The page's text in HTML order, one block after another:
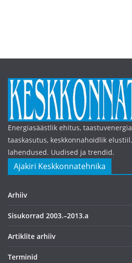
Energiasäästlik ehitus,
taaskasutus, keskkonnahoidlik
lahendused. Uudised ja trendid.
Ajakiri Keskkonnatehnika
Arhiiv
Sisukorrad 2003.–2013.a
Artiklite arhiiv
Terminid